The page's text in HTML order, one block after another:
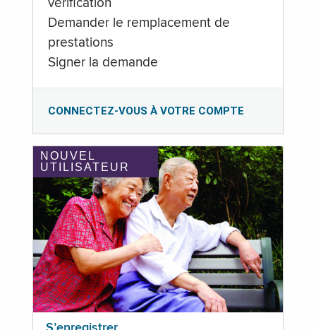
vérification
Demander le remplacement de
prestations
Signer la demande
CONNECTEZ-VOUS À VOTRE COMPTE
NOUVEL
UTILISATEUR